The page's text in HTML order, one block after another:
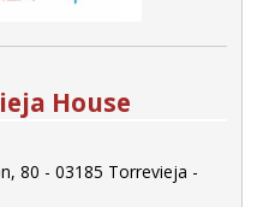
House
80 - 03185 Torrevieja -